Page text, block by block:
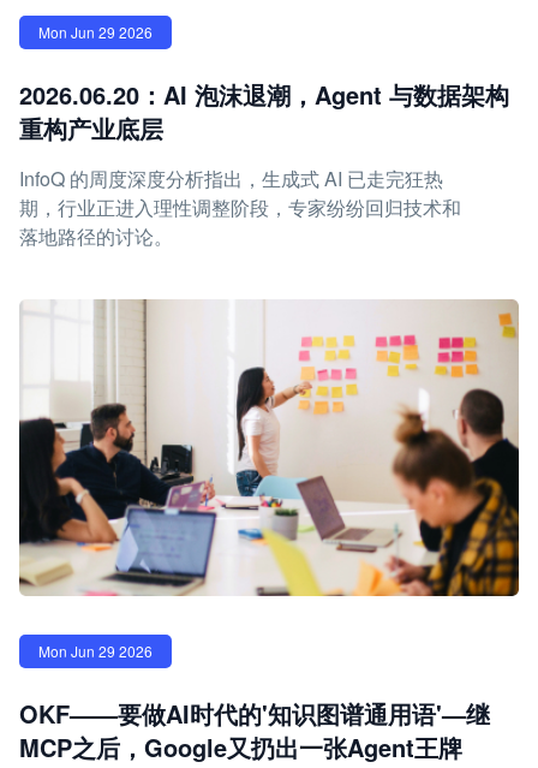
Mon Jun 29 2026
2026.06.20：AI 泡沫退潮，Agent 与数据架构
重构产业底层
InfoQ 的周度深度分析指出，生成式 AI 已走完狂热
期，行业正进入理性调整阶段，专家纷纷回归技术和
落地路径的讨论。
Mon Jun 29 2026
OKF——要做AI时代的'知识图谱通用语'—继
MCP之后，Google又扔出一张Agent王牌